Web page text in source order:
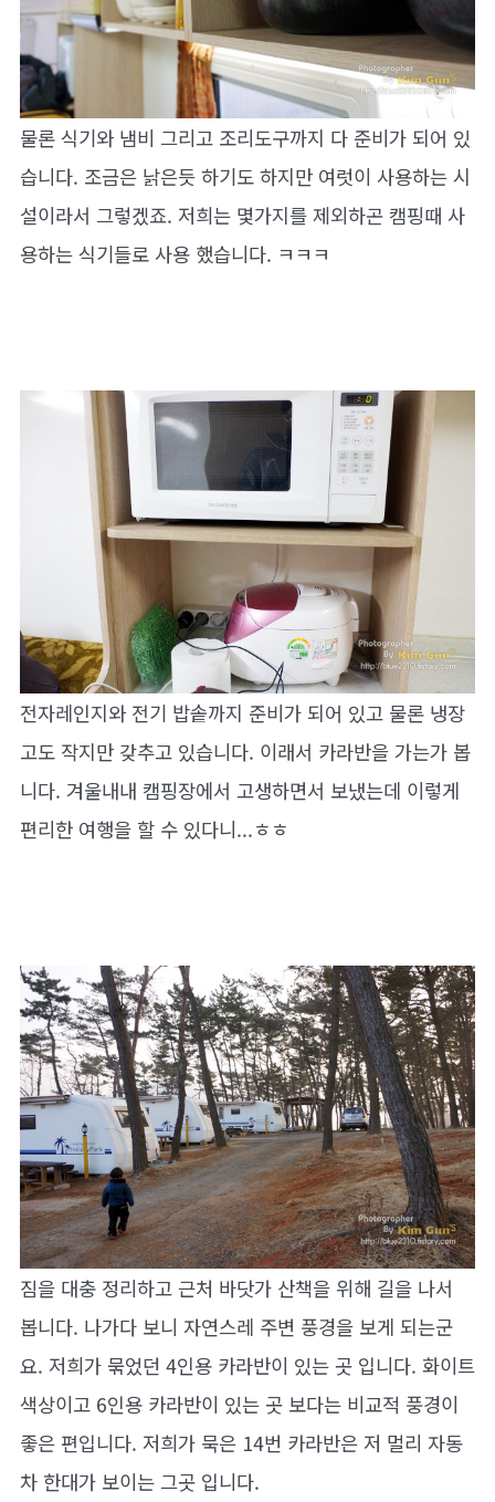
물론 식기와 냄비 그리고 조리도구까지 다 준비가 되어 있
습니다. 조금은 낡은듯 하기도 하지만 여럿이 사용하는 시
설이라서 그렇겠죠. 저희는 몇가지를 제외하곤 캠핑때 사
용하는 식기들로 사용 했습니다. ㅋㅋㅋ
전자레인지와 전기 밥솥까지 준비가 되어 있고 물론 냉장
고도 작지만 갖추고 있습니다. 이래서 카라반을 가는가 봅
니다. 겨울내내 캠핑장에서 고생하면서 보냈는데 이렇게
편리한 여행을 할 수 있다니...ㅎㅎ
짐을 대충 정리하고 근처 바닷가 산책을 위해 길을 나서
봅니다. 나가다 보니 자연스레 주변 풍경을 보게 되는군
요. 저희가 묶었던 4인용 카라반이 있는 곳 입니다. 화이트
색상이고 6인용 카라반이 있는 곳 보다는 비교적 풍경이
좋은 편입니다. 저희가 묵은 14번 카라반은 저 멀리 자동
차 한대가 보이는 그곳 입니다.